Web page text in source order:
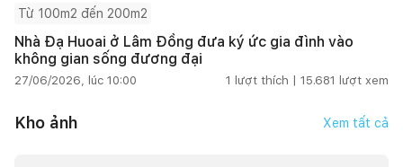
Từ 100m2 đến 200m2
Nhà Đạ Huoai ở Lâm Đồng đưa ký ức gia đình vào
không gian sống đương đại
27/06/2026, lúc 10:00 1 lượt thích | 15.681 lượt xem
Kho ảnh Xem tất cả